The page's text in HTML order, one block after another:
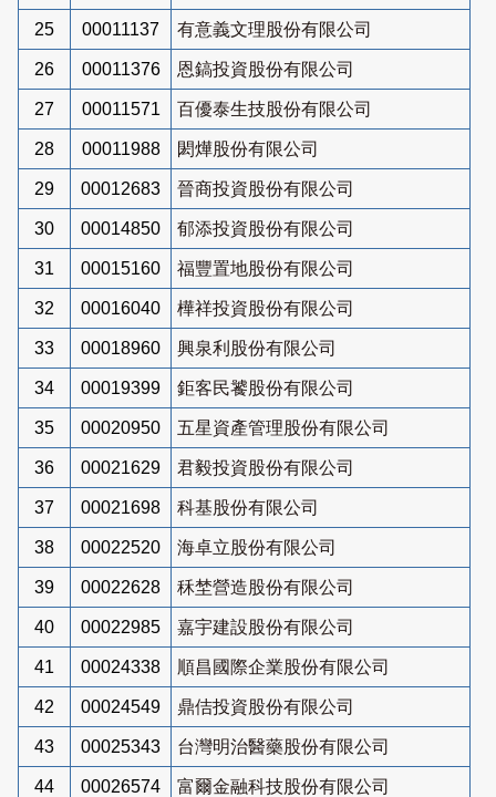
25 00011137 有意義文理股份有限公司
26 00011376 恩鎬投資股份有限公司
27 00011571 百優泰生技股份有限公司
28 00011988 閎燁股份有限公司
29 00012683 晉商投資股份有限公司
30 00014850 郁添投資股份有限公司
31 00015160 福豐置地股份有限公司
32 00016040 樺祥投資股份有限公司
33 00018960 興泉利股份有限公司
34 00019399 鉅客民饕股份有限公司
35 00020950 五星資產管理股份有限公司
36 00021629 君毅投資股份有限公司
37 00021698 科基股份有限公司
38 00022520 海卓立股份有限公司
39 00022628 秝埜營造股份有限公司
40 00022985 嘉宇建設股份有限公司
41 00024338 順昌國際企業股份有限公司
42 00024549 鼎佶投資股份有限公司
43 00025343 台灣明治醫藥股份有限公司
44 00026574 富爾金融科技股份有限公司